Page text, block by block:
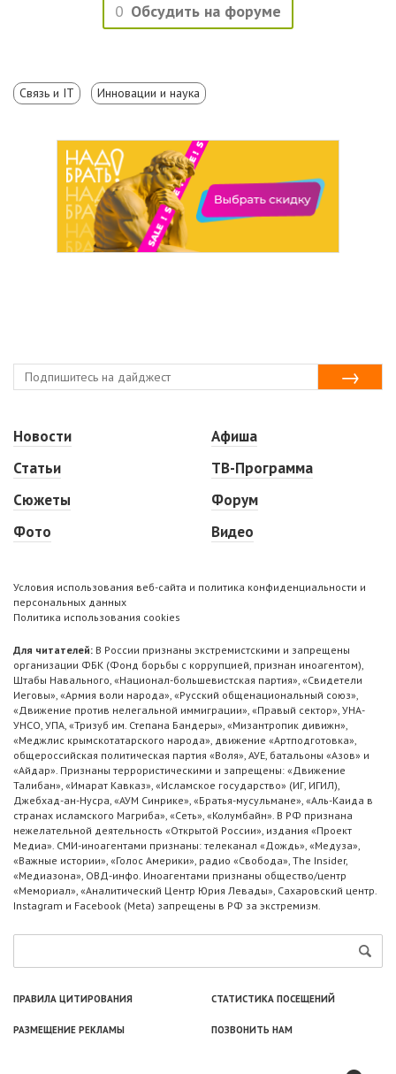
0 Обсудить на форуме
Связь и IT Инновации и наука
Новости
Статьи
Сюжеты
Фото
Афиша
ТВ-Программа
Форум
Видео
Условия использования веб-сайта и политика конфиденциальности и
персональных данных
Политика использования cookies
Для читателей: В России признаны экстремистскими и запрещены
организации ФБК (Фонд борьбы с коррупцией, признан иноагентом),
Штабы Навального, «Национал-большевистская партия», «Свидетели
Иеговы», «Армия воли народа», «Русский общенациональный союз»,
«Движение против нелегальной иммиграции», «Правый сектор», УНА-
УНСО, УПА, «Тризуб им. Степана Бандеры», «Мизантропик дивижн»,
«Меджлис крымскотатарского народа», движение «Артподготовка»,
общероссийская политическая партия «Воля», АУЕ, батальоны «Азов» и
«Айдар». Признаны террористическими и запрещены: «Движение
Талибан», «Имарат Кавказ», «Исламское государство» (ИГ, ИГИЛ),
Джебхад-ан-Нусра, «АУМ Синрике», «Братья-мусульмане», «Аль-Каида в
странах исламского Магриба», «Сеть», «Колумбайн». В РФ признана
нежелательной деятельность «Открытой России», издания «Проект
Медиа». СМИ-иноагентами признаны: телеканал «Дождь», «Медуза»,
«Важные истории», «Голос Америки», радио «Свобода», The Insider,
«Медиазона», ОВД-инфо. Иноагентами признаны общество/центр
«Мемориал», «Аналитический Центр Юрия Левады», Сахаровский центр.
Instagram и Facebook (Metа) запрещены в РФ за экстремизм.
ПРАВИЛА ЦИТИРОВАНИЯ СТАТИСТИКА ПОСЕЩЕНИЙ
РАЗМЕЩЕНИЕ РЕКЛАМЫ ПОЗВОНИТЬ НАМ